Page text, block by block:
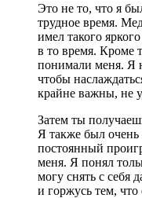
Это не то, что я
трудное время.
имел такого
в то время. Кроме
понимали меня. Я
чтобы
крайне важны, не
Затем ты
Я также был
постоянный
меня. Я понял
могу снять с себя
и горжусь тем, что